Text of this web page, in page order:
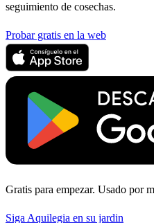
seguimiento de cosechas.
Probar gratis en la web
Gratis para empezar. Usado por
Siga Aquilegia en su jardin